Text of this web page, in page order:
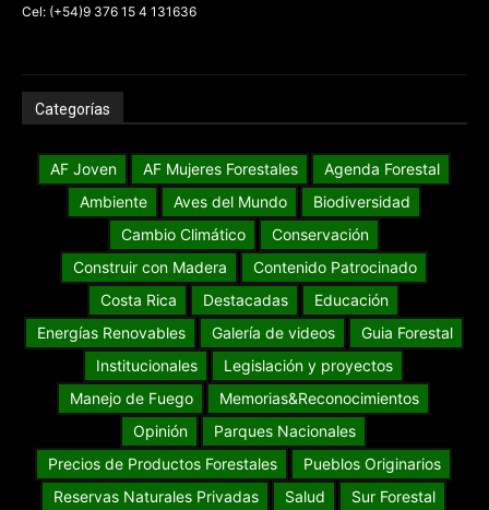
Tel: +54 (0376) 4425800
Contacto:redaccion@argentinaforestal.com
Cel: (+54)9 376 15 4 131636
Categorías
AF Joven AF Mujeres Forestales
Agenda Forestal
Ambiente
Aves del Mundo
Biodiversidad
Cambio Climático
Conservación
Construir con Madera
Contenido Patrocinado
Costa Rica
Destacadas
Educación
Energías Renovables
Galería de videos
Guia Forestal
Institucionales
Legislación y proyectos
Manejo de Fuego
Memorias&Reconocimientos